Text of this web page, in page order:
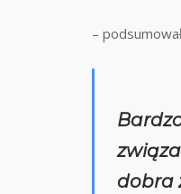
–
dobra